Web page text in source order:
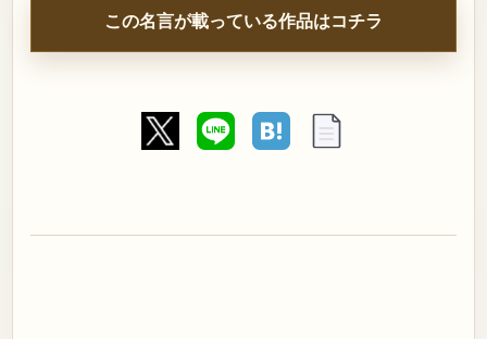
この名言が載っている作品はコチラ